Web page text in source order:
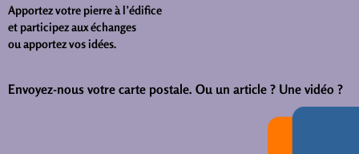
Apportez votre pierre à l’édifice
et participez aux échanges
ou apportez vos idées.
Envoyez-nous votre carte postale. Ou un article ? Une vidéo ?